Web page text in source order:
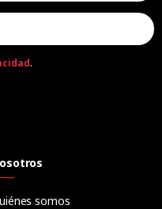
.
somos